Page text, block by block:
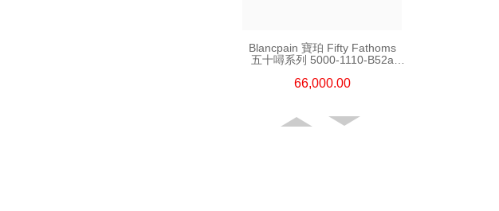
Blancpain 寶珀 Fifty Fathoms
五十噚系列 5000-1110-B52a
66,000.00